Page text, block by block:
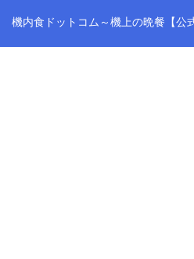
機内食ドットコム～機上の晩餐【公式